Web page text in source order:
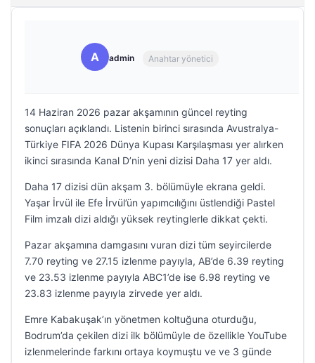
A admin Anahtar yönetici
14 Haziran 2026 pazar akşamının güncel reyting
sonuçları açıklandı. Listenin birinci sırasında Avustralya-
Türkiye FIFA 2026 Dünya Kupası Karşılaşması yer alırken
ikinci sırasında Kanal D’nin yeni dizisi Daha 17 yer aldı.
Daha 17 dizisi dün akşam 3. bölümüyle ekrana geldi.
Yaşar İrvül ile Efe İrvül’ün yapımcılığını üstlendiği Pastel
Film imzalı dizi aldığı yüksek reytinglerle dikkat çekti.
Pazar akşamına damgasını vuran dizi tüm seyircilerde
7.70 reyting ve 27.15 izlenme payıyla, AB’de 6.39 reyting
ve 23.53 izlenme payıyla ABC1’de ise 6.98 reyting ve
23.83 izlenme payıyla zirvede yer aldı.
Emre Kabakuşak’ın yönetmen koltuğuna oturduğu,
Bodrum’da çekilen dizi ilk bölümüyle de özellikle YouTube
izlenmelerinde farkını ortaya koymuştu ve ve 3 günde